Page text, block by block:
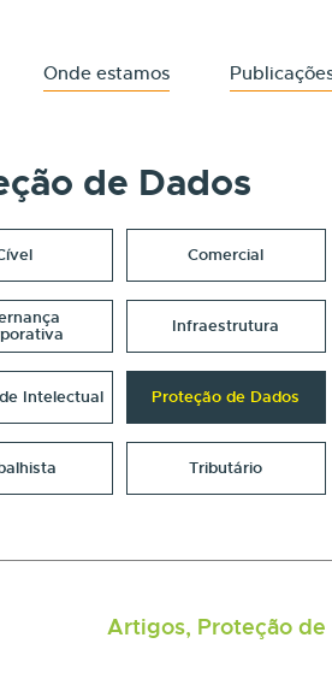
Onde estamos
de Dados
Comercial
Infraestrutura
Intelectual Proteção de Dados
Tributário
Artigos, Proteção de